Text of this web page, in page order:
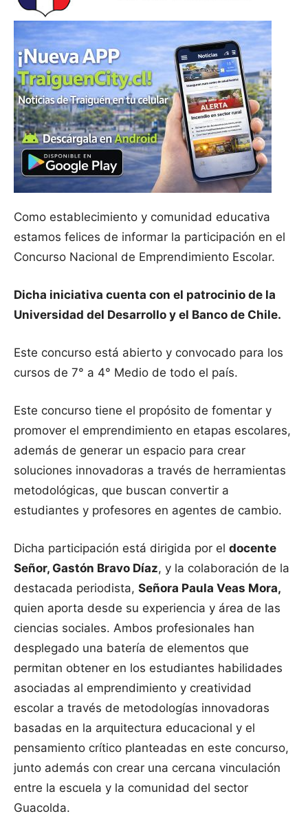
Como establecimiento y comunidad educativa
estamos felices de informar la participación en el
Concurso Nacional de Emprendimiento Escolar.
Dicha iniciativa cuenta con el patrocinio de la
Universidad del Desarrollo y el Banco de Chile.
Este concurso está abierto y convocado para los
cursos de 7° a 4° Medio de todo el país.
Este concurso tiene el propósito de fomentar y
promover el emprendimiento en etapas escolares,
además de generar un espacio para crear
soluciones innovadoras a través de herramientas
metodológicas, que buscan convertir a
estudiantes y profesores en agentes de cambio.
Dicha participación está dirigida por el docente
Señor, Gastón Bravo Díaz, y la colaboración de la
destacada periodista, Señora Paula Veas Mora,
quien aporta desde su experiencia y área de las
ciencias sociales. Ambos profesionales han
desplegado una batería de elementos que
permitan obtener en los estudiantes habilidades
asociadas al emprendimiento y creatividad
escolar a través de metodologías innovadoras
basadas en la arquitectura educacional y el
pensamiento crítico planteadas en este concurso,
junto además con crear una cercana vinculación
entre la escuela y la comunidad del sector
Guacolda.